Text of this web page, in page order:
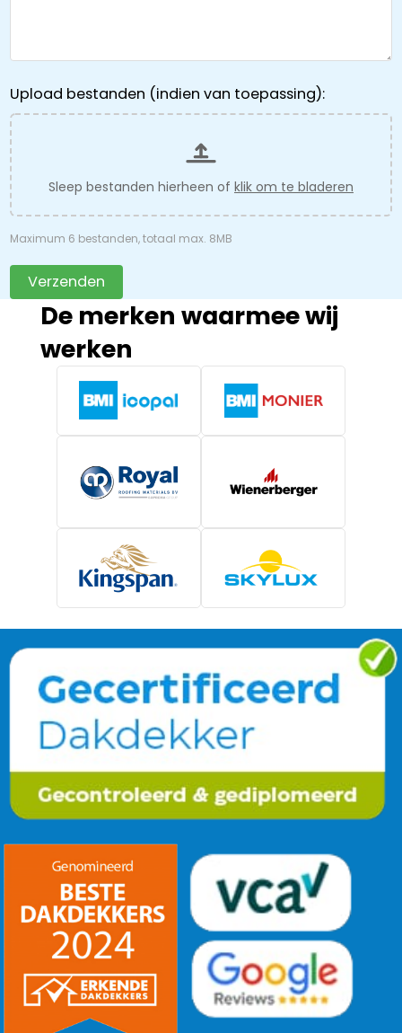
Upload bestanden (indien van toepassing):
Sleep bestanden hierheen of klik om te bladeren
Maximum 6 bestanden, totaal max. 8MB
Verzenden
De merken waarmee wij
werken